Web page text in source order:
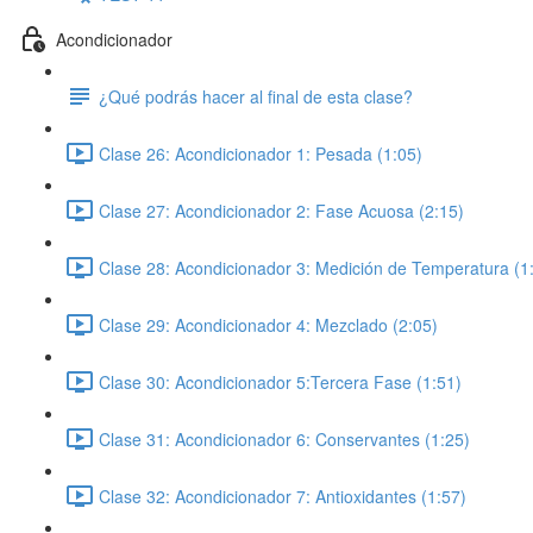
Acondicionador
¿Qué podrás hacer al final de esta clase?
Clase 26: Acondicionador 1: Pesada (1:05)
Clase 27: Acondicionador 2: Fase Acuosa (2:15)
Clase 28: Acondicionador 3: Medición de Temperatura
Clase 29: Acondicionador 4: Mezclado (2:05)
Clase 30: Acondicionador 5:Tercera Fase (1:51)
Clase 31: Acondicionador 6: Conservantes (1:25)
Clase 32: Acondicionador 7: Antioxidantes (1:57)